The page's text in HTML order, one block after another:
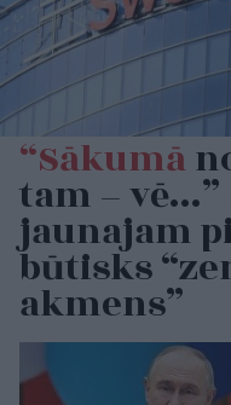
“Sākumā
tam –
jaunajam
būtisks
akmens”